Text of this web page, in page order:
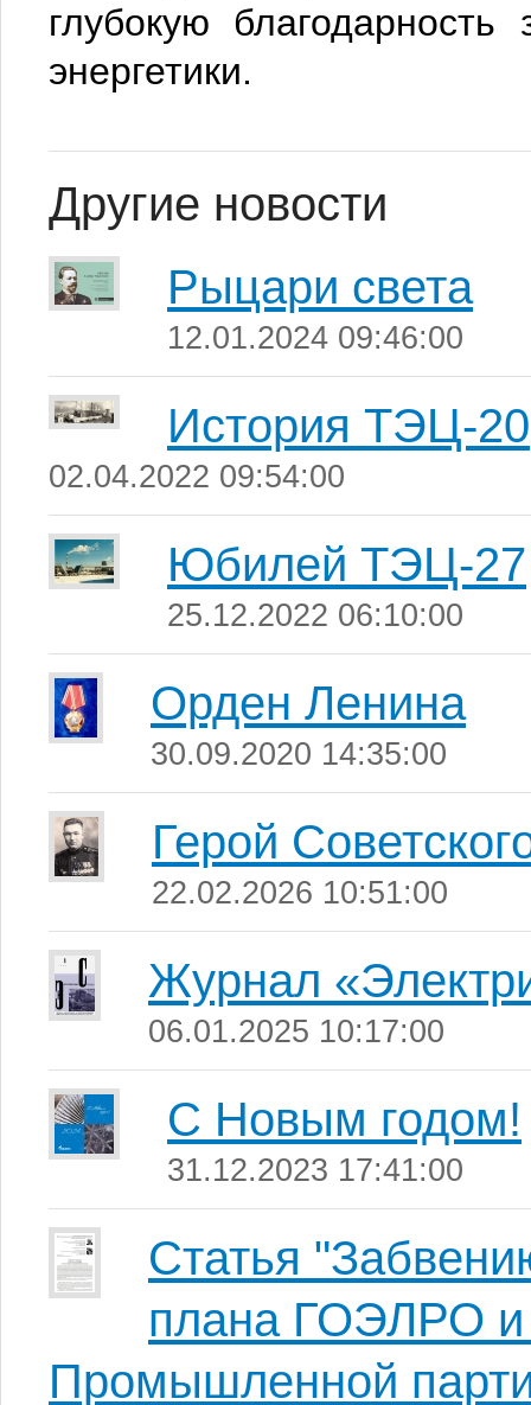
глубокую
энергетики.
Другие новости
Рыцари света
12.01.2024 09:46:00
История ТЭЦ-20
02.04.2022 09:54:00
Юбилей ТЭЦ-27
25.12.2022 06:10:00
Орден Ленина
30.09.2020 14:35:00
Герой
22.02.2026 10:51:00
Журнал
06.01.2025 10:17:00
С Новым годом!
31.12.2023 17:41:00
Статья
плана ГОЭЛРО и
Промышленной